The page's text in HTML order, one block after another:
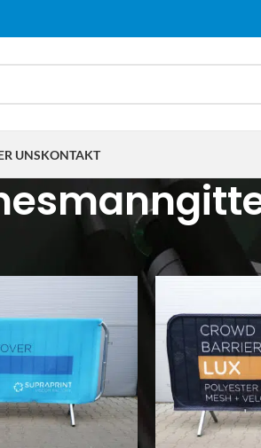
UNSKONTAKT
mit „Mannesmanngitter Banner“